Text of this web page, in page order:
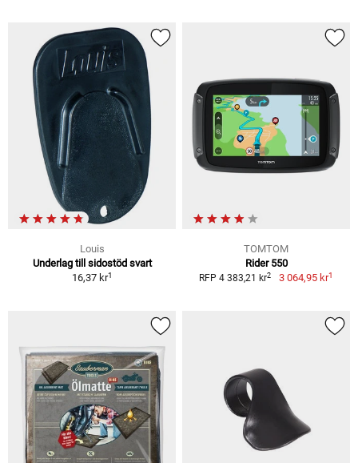
Louis
Underlag till sidostöd svart
16,37 kr1
TOMTOM
Rider 550
RFP 4 383,21 kr2 3 064,95 kr1